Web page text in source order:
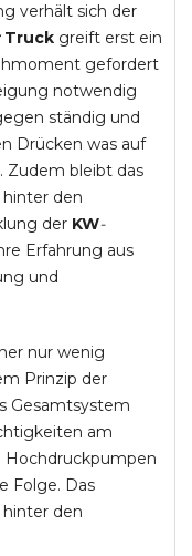
verhält sich der
Truck greift erst ein
gefordert
notwendig
ständig und
Drücken was auf
Zudem bleibt das
hinter den
der KW-
Erfahrung aus
und
nur wenig
Prinzip der
Gesamtsystem
am
Hochdruckpumpen
Folge. Das
den